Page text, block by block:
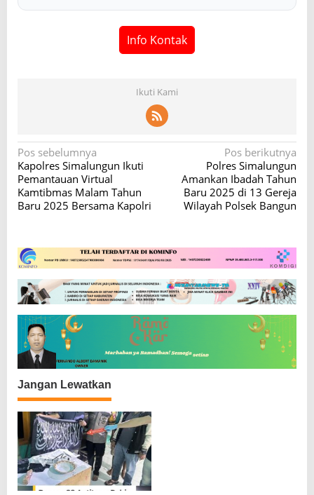
Info Kontak
Ikuti Kami
N
a
v
i
a
s
i
p
o
s
Pos sebelumnya
Kapolres Simalungun Ikuti
Pemantauan Virtual
Kamtibmas Malam Tahun
Baru 2025 Bersama Kapolri
Pos berikutnya
Polres Simalungun
Amankan Ibadah Tahun
Baru 2025 di 13 Gereja
Wilayah Polsek Bangun
Jangan Lewatkan